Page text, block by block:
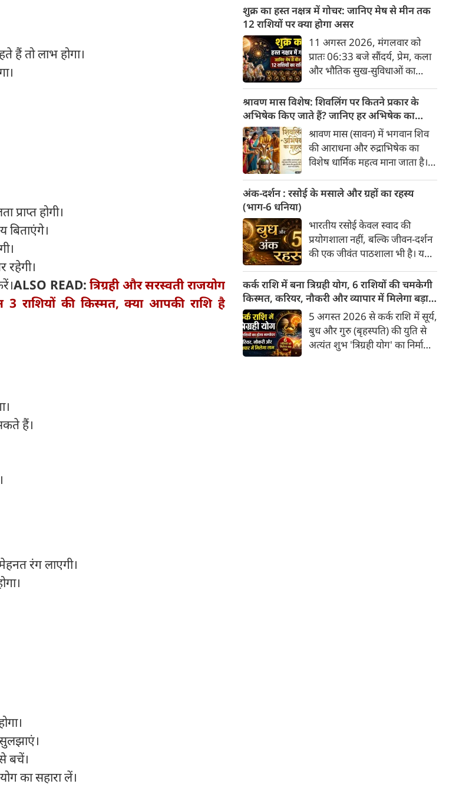
हैं तो लाभ होगा।
होगी।
बिताएंगे।
रहेगी।
ALSO READ:त्रिग्रही और सरस्वती राजयोग
राशियों की किस्मत, क्या आपकी राशि है
हैं।
रंग लाएगी।
बचें।
का सहारा लें।
लेने वाले हैं? ज्योतिष और पंचांग के
अनुसार, किसी भी शुभ कार्य को सही
मुहूर्त में करने से सफलता की
संभावना बढ़ जाती है। 'वेबदुनिया'
आपके लिए लेकर आया है 08
अगस्‍त, 2026 का विशेष पंचांग और
शुभ-अशुभ मुहूर्त।
शुक्र का हस्त नक्षत्र में गोचर: जानिए मेष से मीन तक
12 राशियों पर क्या होगा असर
11 अगस्त 2026, मंगलवार को
प्रातः 06:33 बजे सौंदर्य, प्रेम, कला
और भौतिक सुख-सुविधाओं का
के चतुर्थ पद से निकलकर हस्त नक्षत्र
के प्रथम पद में प्रवेश करेगा। हस्त
नक्षत्र के स्वामी चंद्रमा हैं, जो मन और
भावनाओं का प्रतिनिधित्व करते हैं।
सौंदर्य के कारक शुक्र का चंद्रमा के
नक्षत्र में प्रवेश सभी 12 राशियों के
जीवन में रचनात्मकता, आर्थिक
स्थिति और व्यक्तिगत संबंधों पर
श्रावण मास विशेष: शिवलिंग पर कितने प्रकार के
अभिषेक किए जाते हैं? जानिए हर अभिषेक का
महत्व
श्रावण मास (सावन) में भगवान शिव
की आराधना और रुद्राभिषेक का
विशेष धार्मिक महत्व माना जाता है।
अलग-अलग द्रव्यों (सामग्रियों) से
प्रकार के फल प्राप्त होते हैं। भगवान
शिव को "अभिषेक प्रिय" माना गया
है। यहाँ मुख्य प्रकार के शिव-अभिषेक
और उनके महत्व की पूरी जानकारी दी
गई है।
अंक-दर्शन : रसोई के मसाले और ग्रहों का रहस्य
(भाग-6 धनिया)
भारतीय रसोई केवल स्वाद की
प्रयोगशाला नहीं, बल्कि जीवन-दर्शन
की एक जीवंत पाठशाला भी है। यहां
सुगंध या औषधीय गुण ही नहीं, बल्कि
एक सांस्कृतिक संकेत भी समेटे रहता
है। यदि हल्दी स्थिरता का बोध कराती
है, लाल मिर्च ऊर्जा का प्रतीक बनती
है और तेजपत्ता अदृश्य प्रभावों की
ओर संकेत करता है, तो धनिया प्रकृति
कर्क राशि में बना त्रिग्रही योग, 6 राशियों की चमकेगी
किस्मत, करियर, नौकरी और व्यापार में मिलेगा बड़ा
लाभ
5 अगस्त 2026 से कर्क राशि में सूर्य,
बुध और गुरु (बृहस्पति) की युति से
अत्यंत शुभ 'त्रिग्रही योग' का निर्माण